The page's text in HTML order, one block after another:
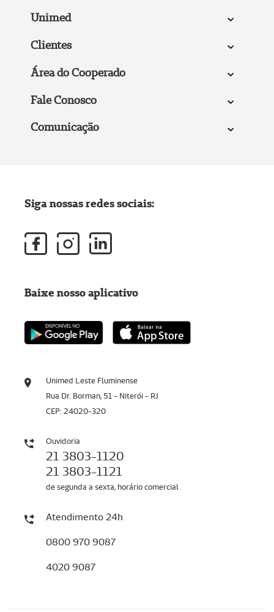
Unimed
Clientes
Área do Cooperado
Fale Conosco
Comunicação
Unimed Leste Fluminense
Rua Dr. Borman, 51 - Niterói - RJ
CEP: 24020-320
Ouvidoria
21 3803-1120
21 3803-1121
de segunda a sexta, horário comercial
Atendimento 24h
0800 970 9087
4020 9087
Siga nossas redes sociais:
Baixe nosso aplicativo